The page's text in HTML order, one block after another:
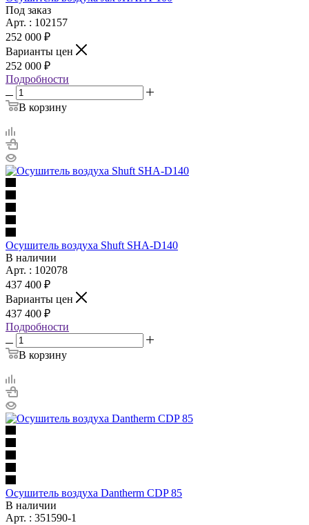
Под заказ
Арт. : 102157
252 000 ₽
Варианты цен
252 000 ₽
Подробности
В корзину
Осушитель воздуха Shuft SHA-D140
В наличии
Арт. : 102078
437 400 ₽
Варианты цен
437 400 ₽
Подробности
В корзину
Осушитель воздуха Dantherm CDP 85
В наличии
Арт. : 351590-1